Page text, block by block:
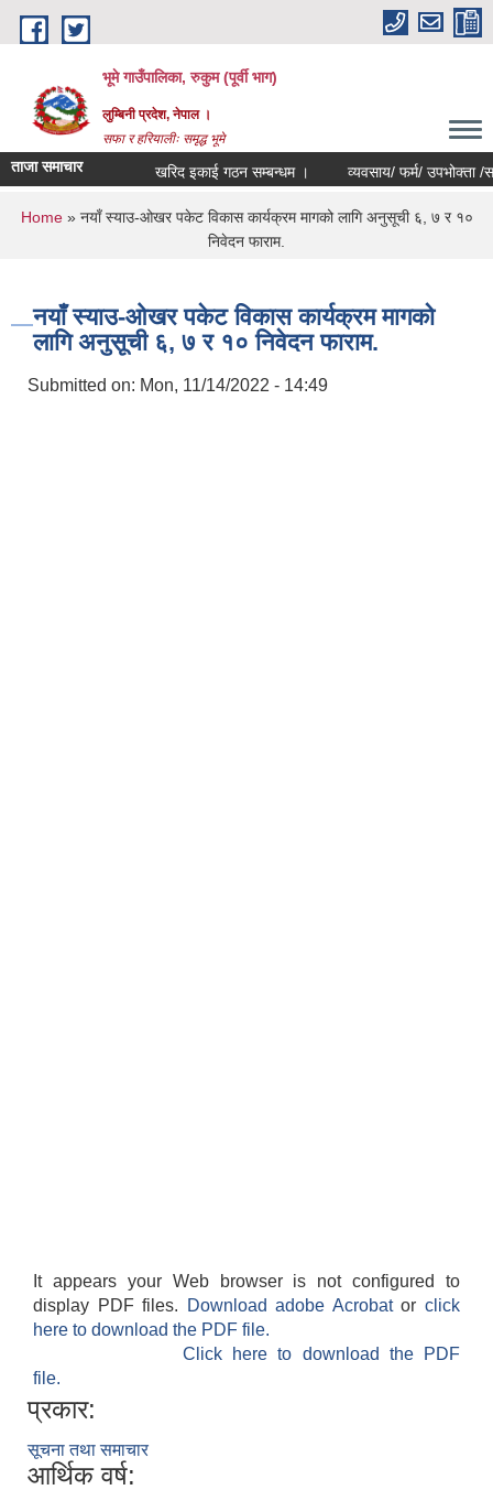
Skip to main content
भूमे गाउँपालिका, रुकुम (पूर्वी भाग)
लुम्बिनी प्रदेश, नेपाल ।
सफा र हरियालीः समृद्ध भूमे
ताजा समाचार खरिद इकाई गठन सम्बन्धम । व्यवसाय/ फर्म/ उपभोक्ता /समिति/
You are here
Home» नयाँ स्याउ-ओखर पकेट विकास कार्यक्रम मागको लागि अनुसूची ६, ७ र १०
निवेदन फाराम.
नयाँ स्याउ-ओखर पकेट विकास कार्यक्रम मागको
लागि अनुसूची ६, ७ र १० निवेदन फाराम.
Submitted on: Mon, 11/14/2022 - 14:49
It appears your Web browser is not configured to
display PDF files.
Download adobe Acrobatorclick
here to download the PDF file.
Click here to download the PDF
file.
प्रकार:
सूचना तथा समाचार
आर्थिक वर्ष: